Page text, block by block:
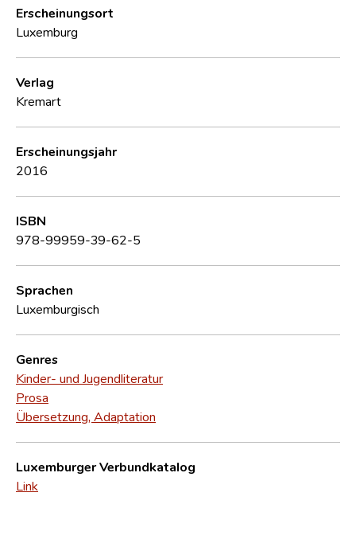
Erscheinungsort
Luxemburg
Verlag
Kremart
Erscheinungsjahr
2016
ISBN
978-99959-39-62-5
Sprachen
Luxemburgisch
Genres
Kinder- und Jugendliteratur
Prosa
Übersetzung, Adaptation
Luxemburger Verbundkatalog
Link